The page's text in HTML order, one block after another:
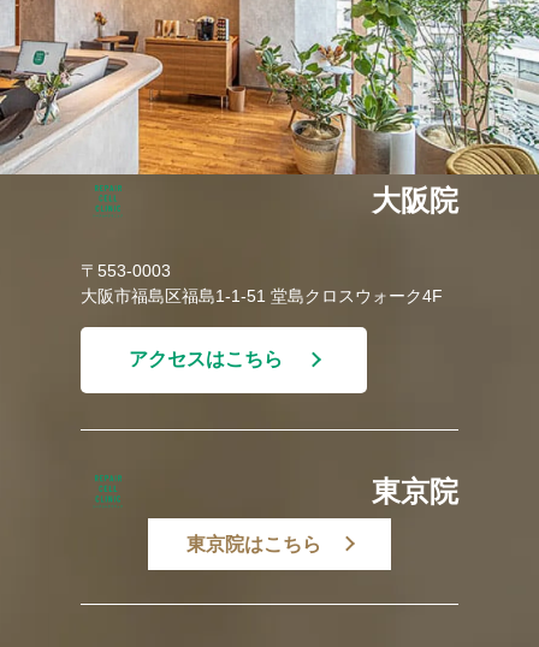
大阪院
〒553-0003
大阪市福島区福島1-1-51 堂島クロスウォーク4F
アクセスはこちら
東京院
東京院はこちら